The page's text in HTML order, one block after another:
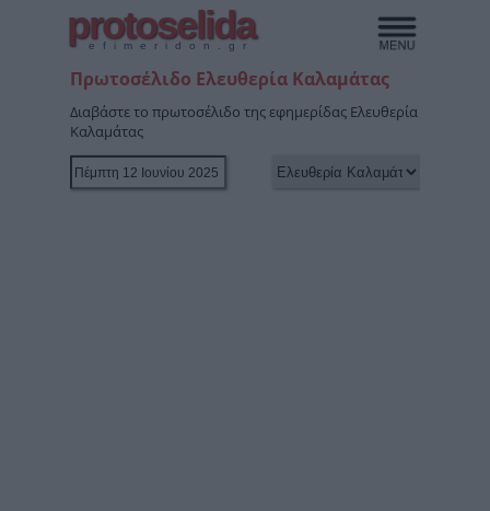
protoselida
efimeridon.gr
Πρωτοσέλιδο Ελευθερία Καλαμάτας
Διαβάστε το πρωτοσέλιδο της εφημερίδας Ελευθερία
Καλαμάτας